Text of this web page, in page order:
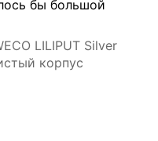
бы большой
LILIPUT Silver
корпус